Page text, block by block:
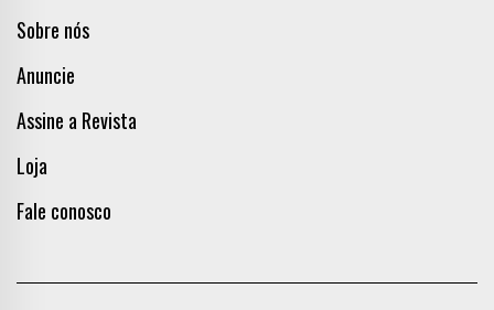
Sobre nós
Anuncie
Assine a Revista
Loja
Fale conosco